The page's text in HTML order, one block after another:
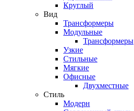
Круглый
Вид
Трансформеры
Модульные
Трансформеры
Узкие
Стильные
Мягкие
Офисные
Двухместные
Стиль
Модерн